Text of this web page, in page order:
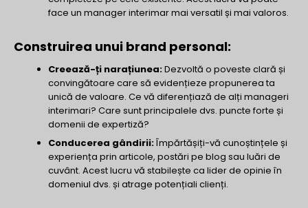
face un manager interimar mai versatil și mai valoros.
Construirea unui brand personal:
Creează-ți narațiunea:Dezvoltă o poveste clară și
convingătoare care să evidențieze propunerea ta
unică de valoare. Ce vă diferențiază de alți manageri
interimari? Care sunt principalele dvs. puncte forte și
domenii de expertiză?
Conducerea gândirii:Împărtășiți-vă cunoștințele și
experiența prin articole, postări pe blog sau luări de
cuvânt. Acest lucru vă stabilește ca lider de opinie în
domeniul dvs. și atrage potențiali clienți.